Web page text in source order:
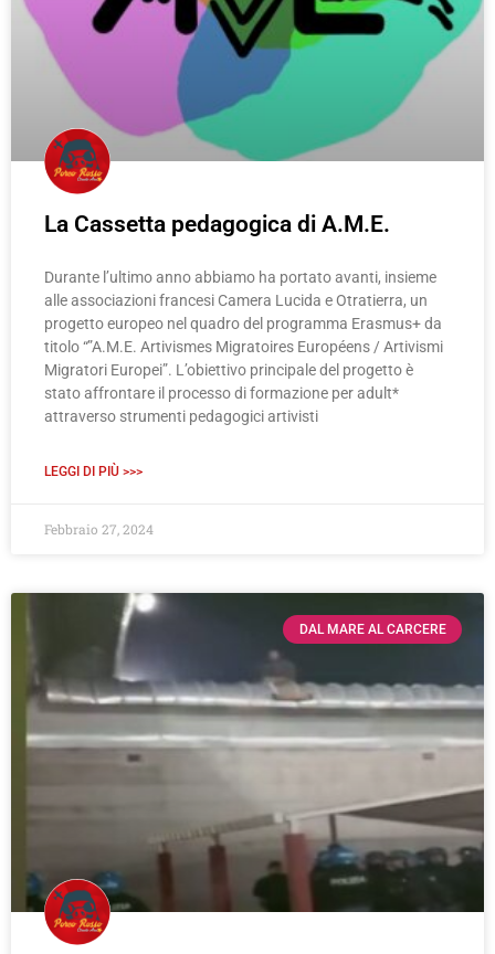
La Cassetta pedagogica di A.M.E.
Durante l’ultimo anno abbiamo ha portato avanti, insieme
alle associazioni francesi Camera Lucida e Otratierra, un
progetto europeo nel quadro del programma Erasmus+ da
titolo “”A.M.E. Artivismes Migratoires Européens / Artivismi
Migratori Europei”. L’obiettivo principale del progetto è
stato affrontare il processo di formazione per adult*
attraverso strumenti pedagogici artivisti
LEGGI DI PIÙ >>>
Febbraio 27, 2024
DAL MARE AL CARCERE